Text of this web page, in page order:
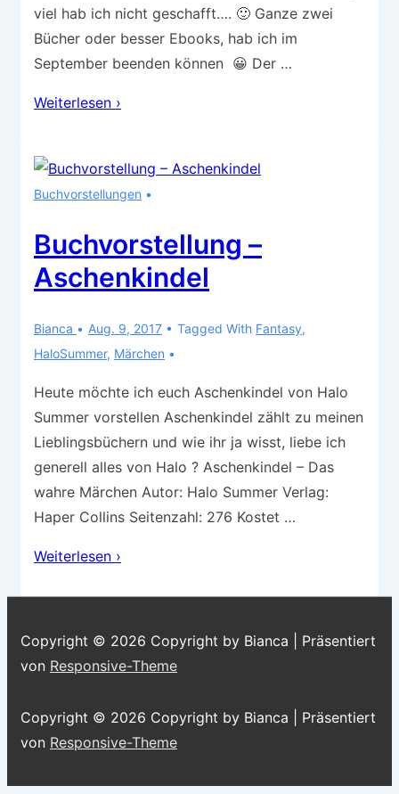
viel hab ich nicht geschafft…. 🙂 Ganze zwei
Bücher oder besser Ebooks, hab ich im
September beenden können 😀 Der …
Lesemonat
Weiterlesen ›
Buchvorstellungen
Buchvorstellung –
Aschenkindel
Bianca Aug. 9, 2017 Tagged With Fantasy,
HaloSummer, Märchen
Heute möchte ich euch Aschenkindel von Halo
Summer vorstellen Aschenkindel zählt zu meinen
Lieblingsbüchern und wie ihr ja wisst, liebe ich
generell alles von Halo ? Aschenkindel – Das
wahre Märchen Autor: Halo Summer Verlag:
Haper Collins Seitenzahl: 276 Kostet …
Buchvorstellung
Weiterlesen ›
Copyright © 2026 Copyright by Bianca
| Präsentiert
von Responsive-Theme
Copyright © 2026 Copyright by Bianca
| Präsentiert
von Responsive-Theme